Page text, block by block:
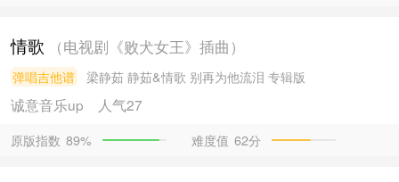
情歌 （电视剧《败犬女王》插曲）
弹唱吉他谱 梁静茹 静茹&情歌 别再为他流泪 专辑版
诚意音乐up 人气27
原版指数 89% 难度值 62分